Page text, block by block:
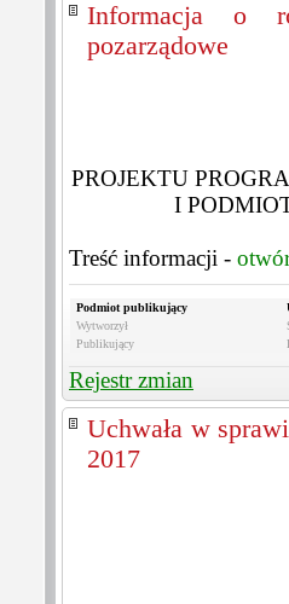
Informacja o
pozarządowe
PROJEKTU
I
Treść informacji -
Podmiot publikujący
Wytworzył
Publikujący
Rejestr zmian
Uchwała w
2017